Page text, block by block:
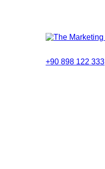
+90 898 122 333